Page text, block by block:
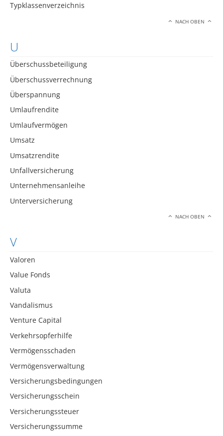
Typklassenverzeichnis
NACH OBEN
U
Überschussbeteiligung
Überschussverrechnung
Überspannung
Umlaufrendite
Umlaufvermögen
Umsatz
Umsatzrendite
Unfallversicherung
Unternehmensanleihe
Unterversicherung
NACH OBEN
V
Valoren
Value Fonds
Valuta
Vandalismus
Venture Capital
Verkehrsopferhilfe
Vermögensschaden
Vermögensverwaltung
Versicherungsbedingungen
Versicherungsschein
Versicherungssteuer
Versicherungssumme